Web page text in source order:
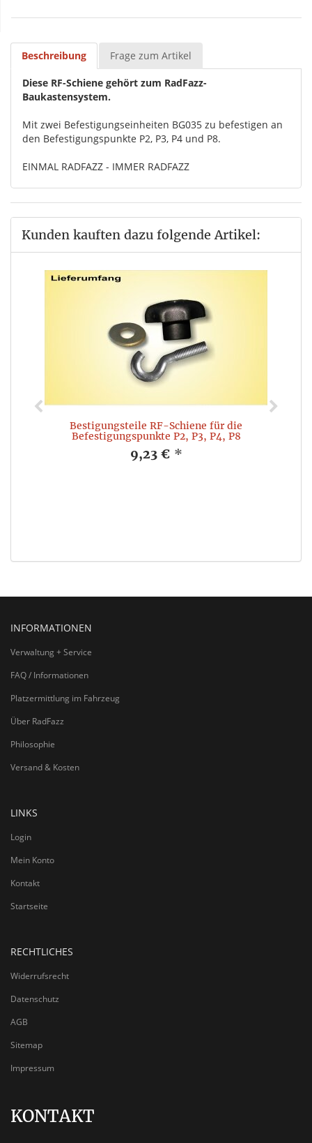
Beschreibung Frage zum Artikel
Diese RF-Schiene gehört zum RadFazz-
Baukastensystem.
Mit zwei Befestigungseinheiten BG035 zu befestigen an
den Befestigungspunkte P2, P3, P4 und P8.
EINMAL RADFAZZ - IMMER RADFAZZ
Kunden kauften dazu folgende Artikel:
Bestigungsteile RF-Schiene für die
Befestigungspunkte P2, P3, P4, P8
9,23 € *
INFORMATIONEN
Verwaltung + Service
FAQ / Informationen
Platzermittlung im Fahrzeug
Über RadFazz
Philosophie
Versand & Kosten
LINKS
Login
Mein Konto
Kontakt
Startseite
RECHTLICHES
Widerrufsrecht
Datenschutz
AGB
Sitemap
Impressum
KONTAKT